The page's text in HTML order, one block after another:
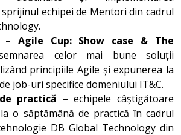
echipei de Mentori din cadrul
– Agile Cup: Show case & The
celor mai bune soluții
principiile Agile și expunerea la
job-uri specifice domeniului IT&C.
practică – echipele câștigătoare
o săptămână de practică în cadrul
DB Global Technology din